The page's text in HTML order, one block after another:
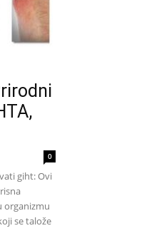
0
giht: Ovi
organizmu
se talože